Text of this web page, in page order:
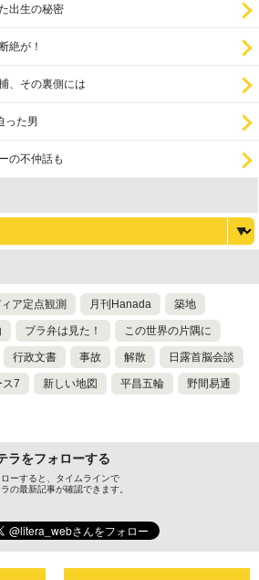
出生の秘密
絶が！
、その裏側には
った男
の不仲話も
ア定点観測 月刊Hanada 築地
ブラ弁は見た！ この世界の片隅に
行政文書 事故 解散 日露首脳会談
ス7 新しい地図 平昌五輪 野間易通
ラをフォローする
ローすると、タイムラインで
ラの最新記事が確認できます。